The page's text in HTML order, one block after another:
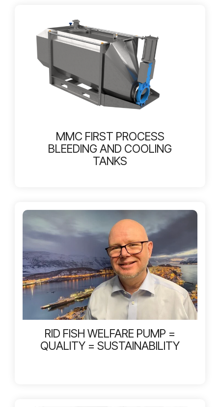
MMC FIRST PROCESS
BLEEDING AND COOLING
TANKS
RID FISH WELFARE PUMP =
QUALITY = SUSTAINABILITY